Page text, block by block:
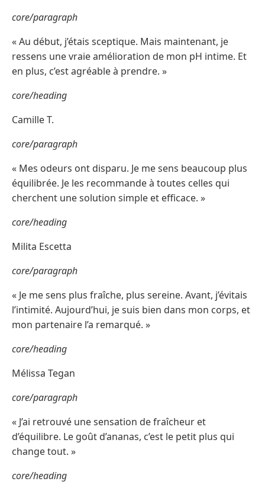
core/paragraph
« Au début, j’étais sceptique. Mais maintenant, je
ressens une vraie amélioration de mon pH intime. Et
en plus, c’est agréable à prendre. »
core/heading
Camille T.
core/paragraph
« Mes odeurs ont disparu. Je me sens beaucoup plus
équilibrée. Je les recommande à toutes celles qui
cherchent une solution simple et efficace. »
core/heading
Milita Escetta
core/paragraph
« Je me sens plus fraîche, plus sereine. Avant, j’évitais
l’intimité. Aujourd’hui, je suis bien dans mon corps, et
mon partenaire l’a remarqué. »
core/heading
Mélissa Tegan
core/paragraph
« J’ai retrouvé une sensation de fraîcheur et
d’équilibre. Le goût d’ananas, c’est le petit plus qui
change tout. »
core/heading